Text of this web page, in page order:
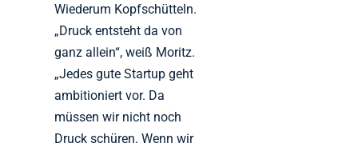
Wiederum Kopfschütteln.
„Druck entsteht da von
ganz allein“, weiß Moritz.
„Jedes gute Startup geht
ambitioniert vor. Da
müssen wir nicht noch
Druck schüren. Wenn wir